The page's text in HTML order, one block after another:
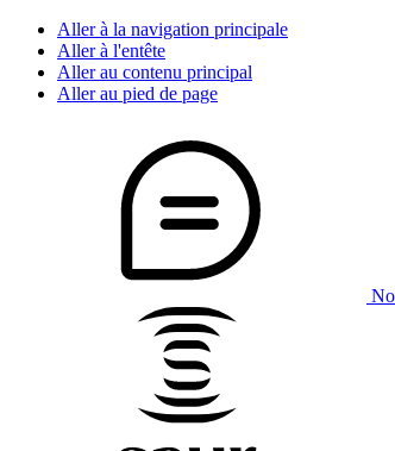
Aller à la navigation principale
Aller à l'entête
Aller au contenu principal
Aller au pied de page